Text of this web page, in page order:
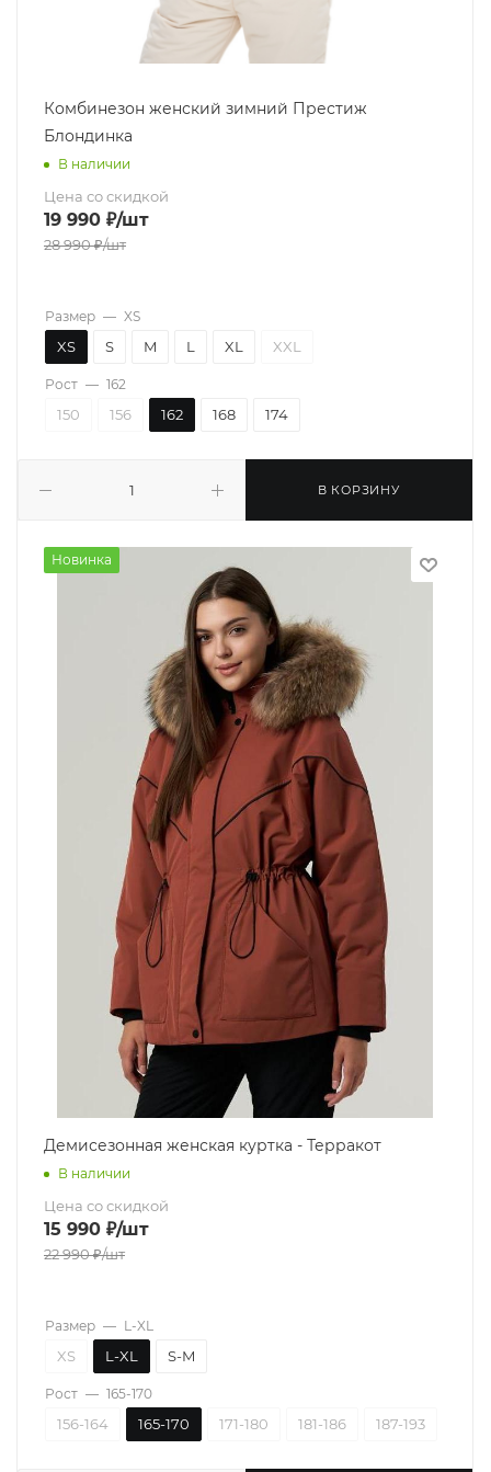
Комбинезон женский зимний Престиж
Блондинка
В наличии
Цена со скидкой
19 990 ₽/шт
28 990₽/шт
В КОРЗИНУ
Размер — XS
XS S M L XL XXL
Рост — 162
150 156 162 168 174
Новинка
Демисезонная женская куртка - Терракот
В наличии
Цена со скидкой
15 990 ₽/шт
22 990₽/шт
Размер — L-XL
XS L-XL S-M
Рост — 165-170
156-164 165-170 171-180 181-186 187-193